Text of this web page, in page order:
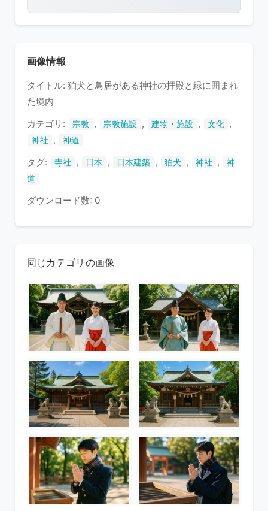
護
い
す
画像情報
タイトル: 狛犬と鳥居がある神社の拝殿と緑に囲まれ
た境内
カテゴリ:
宗教 , 宗教施設 , 建物・施設 , 文化 ,
神社 , 神道
タグ: 寺社 , 日本 , 日本建築 , 狛犬 , 神社 ,
神
道
ダウンロード数: 0
同じカテゴリの画像